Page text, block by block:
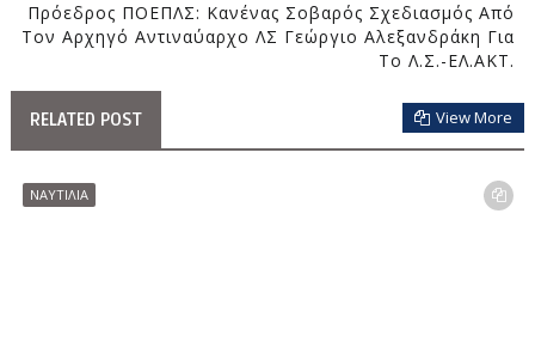
Πρόεδρος ΠΟΕΠΛΣ: Κανένας Σοβαρός Σχεδιασμός Από
Τον Αρχηγό Αντιναύαρχο ΛΣ Γεώργιο Αλεξανδράκη Για
Το Λ.Σ.-ΕΛ.ΑΚΤ.
RELATED POST View More
ΝΑΥΤΙΛΙΑ